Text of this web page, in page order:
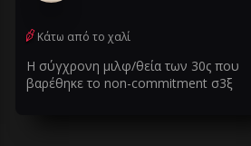
Κάτω από το χαλί
Η σύγχρονη μιλφ/θεία των 30ς που
βαρέθηκε το non-commitment σ3ξ